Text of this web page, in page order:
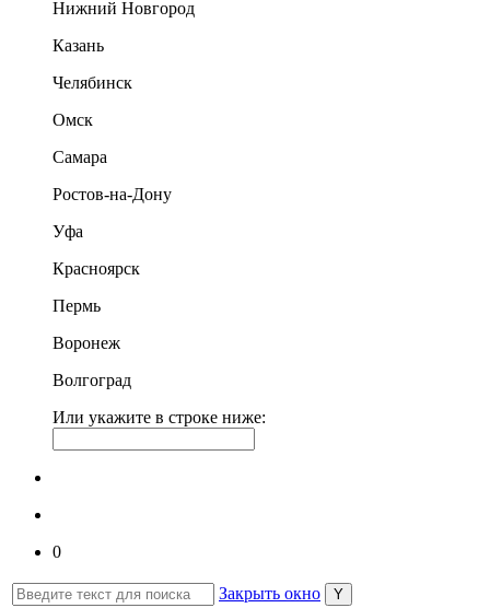
Нижний Новгород
Казань
Челябинск
Омск
Самара
Ростов-на-Дону
Уфа
Красноярск
Пермь
Воронеж
Волгоград
Или укажите в строке ниже:
0
Закрыть окно